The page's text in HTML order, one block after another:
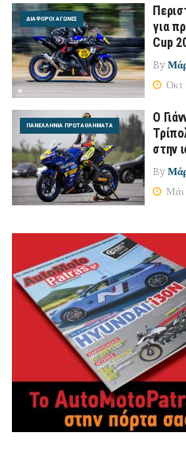
ΔΙΆΦΟΡΟΙ ΑΓΏΝΕΣ
για
Cup
By
Οκτ
ΠΑΝΕΛΛΉΝΙΑ ΠΡΩΤΑΘΛΉΜΑΤΑ
O
στην
By
Μάι